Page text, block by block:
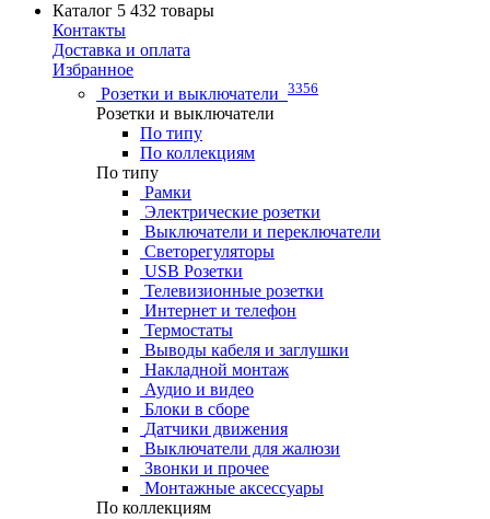
Каталог 5 432 товары
Контакты
Доставка и оплата
Избранное
Розетки и выключатели 3356
Розетки и выключатели
По типу
По коллекциям
По типу
Рамки
Электрические розетки
Выключатели и переключатели
Светорегуляторы
USB Розетки
Телевизионные розетки
Интернет и телефон
Термостаты
Выводы кабеля и заглушки
Накладной монтаж
Аудио и видео
Блоки в сборе
Датчики движения
Выключатели для жалюзи
Звонки и прочее
Монтажные аксессуары
По коллекциям